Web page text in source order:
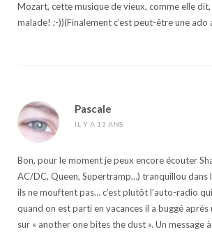
Mozart, cette musique de vieux, comme elle
malade! ;-))(Finalement c’est peut-être une ado
Pascale
IL Y A 13 ANS
Bon, pour le moment je peux encore écouter
AC/DC, Queen, Supertramp…) tranquillou dans
ils ne mouftent pas… c’est plutôt l’auto-radio
quand on est parti en vacances il a buggé après
sur « another one bites the dust ». Un message